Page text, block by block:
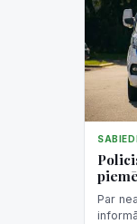
Par